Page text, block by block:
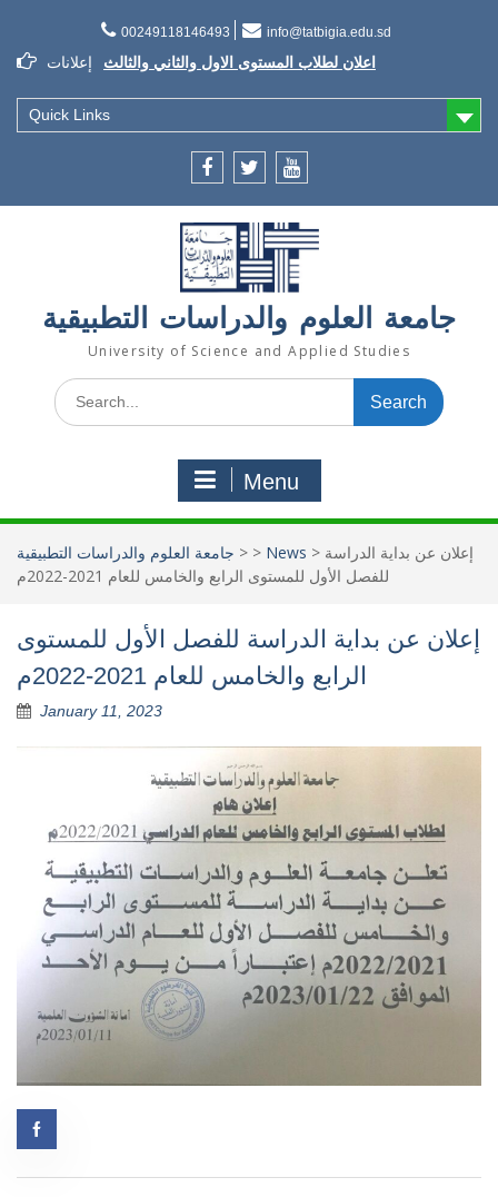
content
00249118146493 info@tatbigia.edu.sd
إعلانات
اعلان لطلاب المستوى الاول والثاني والثالث
إعلان تسديد الرسوم الدراسية
إعلان تأجيل الدراسة للفصل الثاني 2021/2022
Quick Links
جامعة العلوم والدراسات التطبيقية
University of Science and Applied Studies
Search
for:
Menu
جامعة العلوم والدراسات التطبيقية > > News > إعلان عن بداية الدراسة
للفصل الأول للمستوى الرابع والخامس للعام 2021-2022م
إعلان عن بداية الدراسة للفصل الأول للمستوى
الرابع والخامس للعام 2021-2022م
January 11, 2023